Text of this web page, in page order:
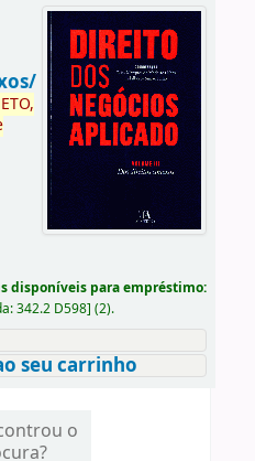
disponíveis para empréstimo:
342.2 D598] (2).
seu carrinho
o